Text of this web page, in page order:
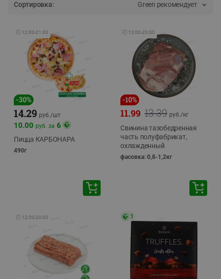
Сортировка: Green рекомендует
🕘 12:00-21:00
-30%
14.29 руб./шт
10.00 руб. за 6
Пицца КАРБОНАРА
490г
🕘 12:00-20:00
-10%
13.39
11.99 руб./кг
Свинина тазобедренная
часть полуфабрикат,
охлажденный
фасовка: 0,8-1,2кг
🕘 12:00-20:00 1